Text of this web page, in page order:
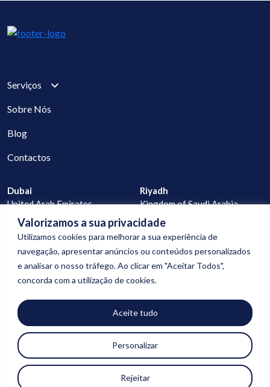
Valorizamos a sua privacidade
Utilizamos cookies para melhorar a sua experiência de
navegação, apresentar anúncios ou conteúdos personalizados
e analisar o nosso tráfego. Ao clicar em "Aceitar Todos",
concorda com a utilização de cookies.
Personalizar
Rejeitar
Aceite tudo
Serviços
Sobre Nós
Blog
Contactos
Dubai
United Arab Emirates
Lisbon
Riyadh
Kingdom of Saudi Arabia
Cape Verde
geral@digitalconnection.pt
+351 913 988 058
+351 927 277 523
© Copyright 2026
| Todos os direitos reservados |
Política de Privacidade